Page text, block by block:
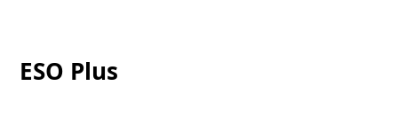
ESO Plus